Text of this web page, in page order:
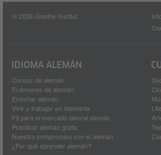
© 2026 Goethe-Institut
IDIOMA ALEMÁN
Cursos de alemán
Exámenes de alemán
Enseñar alemán
Vivir y trabajar en Alemania
Fit para el mercado laboral alemán
Practicar alemán gratis
Nuestro compromiso con el alemán
¿Por qué aprender alemán?